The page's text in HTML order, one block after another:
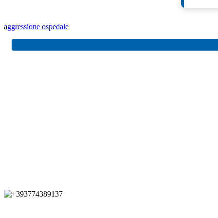
aggressione ospedale